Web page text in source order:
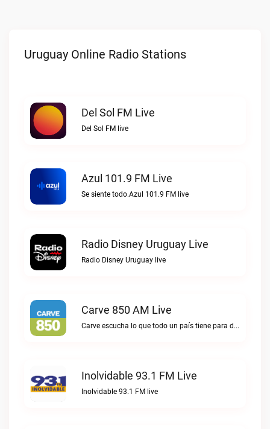
Uruguay Online Radio Stations
Del Sol FM Live
Del Sol FM live
Azul 101.9 FM Live
Se siente todo.Azul 101.9 FM live
Radio Disney Uruguay Live
Radio Disney Uruguay live
Carve 850 AM Live
Carve escucha lo que todo un país tiene para decir.Carve 850 AM live
Inolvidable 93.1 FM Live
Inolvidable 93.1 FM live